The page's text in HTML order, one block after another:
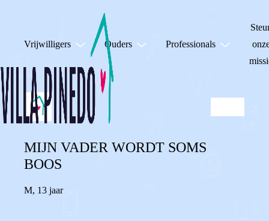
Vrijwilligers Ouders Professionals
MIJN VADER WORDT SOMS
BOOS
M, 13 jaar